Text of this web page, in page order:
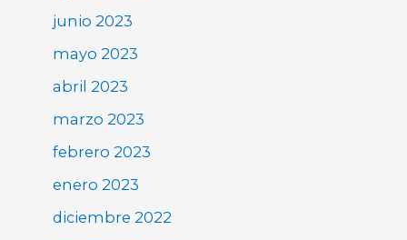
junio 2023
mayo 2023
abril 2023
marzo 2023
febrero 2023
enero 2023
diciembre 2022